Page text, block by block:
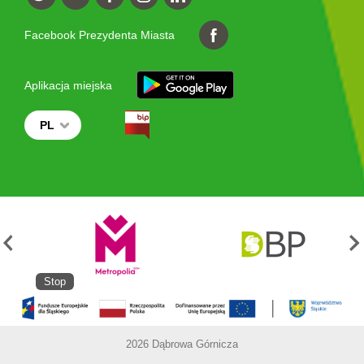
Facebook Prezydenta Miasta
Aplikacja miejska
PL
Stop
2026 Dąbrowa Górnicza